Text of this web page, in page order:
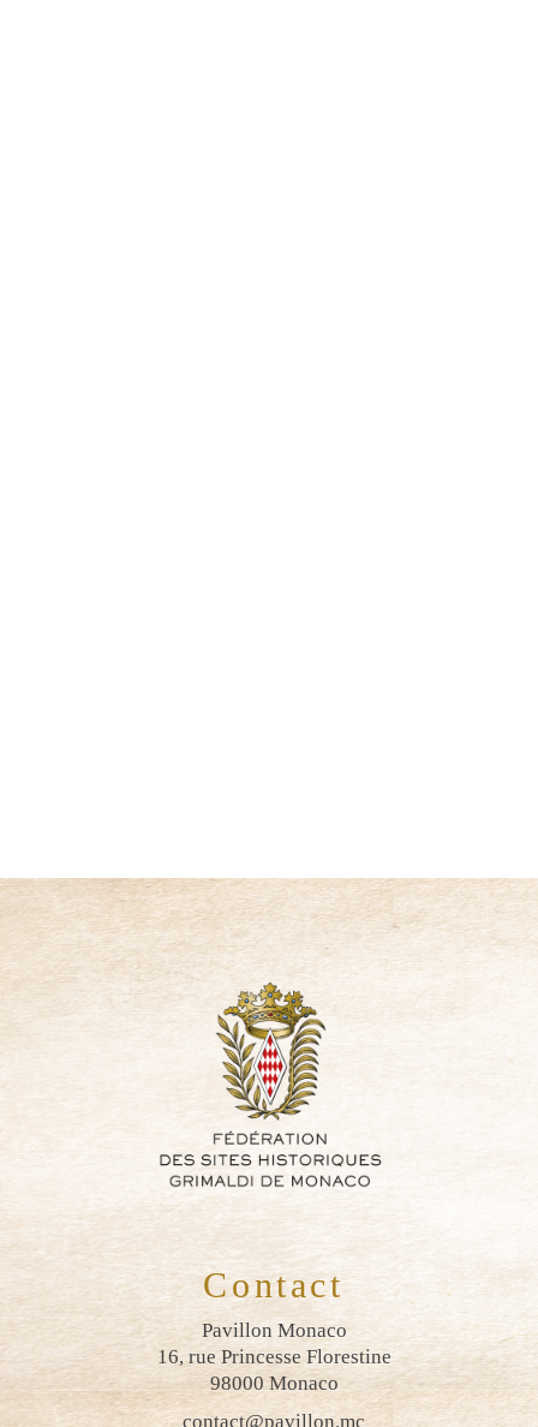
Contact
Pavillon Monaco
16, rue Princesse Florestine
98000 Monaco
contact@pavillon.mc